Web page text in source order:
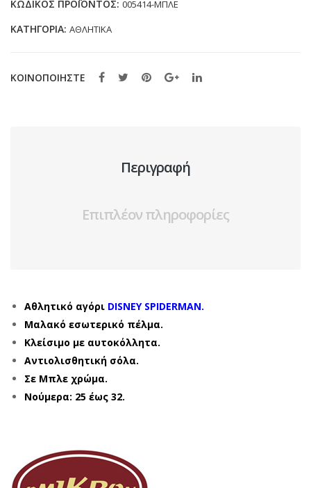
ποσότητα
ΚΩΔΙΚΌΣ ΠΡΟΪΌΝΤΟΣ: 005414-ΜΠΛΕ
ΚΑΤΗΓΟΡΊΑ: ΑΘΛΗΤΙΚΑ
ΚΟΙΝΟΠΟΙΗΣΤΕ
Περιγραφή
Επιπλέον πληροφορίες
Αθλητικό αγόρι DISNEY SPIDERMAN.
Μαλακό εσωτερικό πέλμα.
Κλείσιμο με αυτοκόλλητα.
Αντιολισθητική σόλα.
Σε Μπλε χρώμα.
Νούμερα: 25 έως 32.